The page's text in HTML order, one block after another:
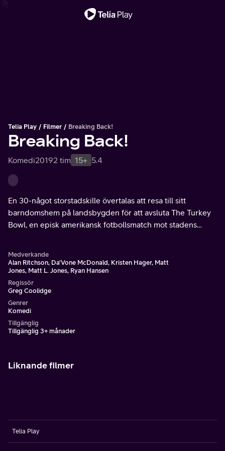
Telia Play Filmer Breaking Back!
Breaking Back!
Komedi20192 tim 15+ 5.4
En 30-något storstadskille övertalas att resa till sitt
barndomshem på landsbygden för att avsluta The Turkey
Bowl, en episk amerikansk fotbollsmatch mot stadens
Medverkande
Alan Ritchson, Da'Vone McDonald, Kristen Hager, Matt
Jones, Matt L. Jones, Ryan Hansen
Regissör
Greg Coolidge
Genrer
Komedi
Tillgänglig
Tillgänglig 3+ månader
Liknande filmer
Telia Play